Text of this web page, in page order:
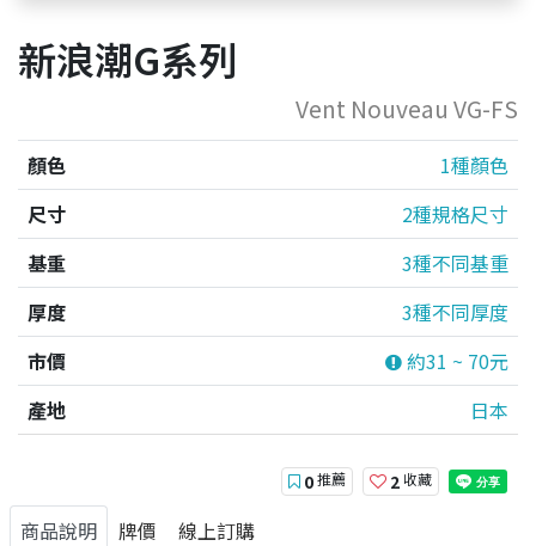
新浪潮G系列
Vent Nouveau VG-FS
顏色
1種顏色
尺寸
2種規格尺寸
基重
3種不同基重
厚度
3種不同厚度
市價
約31 ~ 70元
產地
日本
0推薦 2 收藏
商品說明 牌價 線上訂購